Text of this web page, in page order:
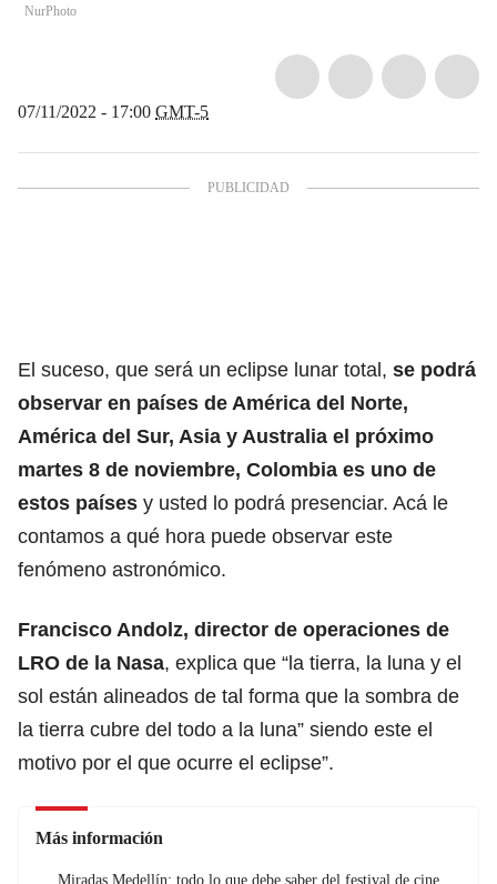
NurPhoto
07/11/2022 - 17:00 GMT-5
El suceso, que será un eclipse lunar total, se podrá
observar en países de América del Norte,
América del Sur, Asia y Australia el próximo
martes 8 de noviembre, Colombia es uno de
estos países y usted lo podrá presenciar. Acá le
contamos a qué hora puede observar este
fenómeno astronómico.
Francisco Andolz, director de operaciones de
LRO de la Nasa, explica que “la tierra, la luna y el
sol están alineados de tal forma que la sombra de
la tierra cubre del todo a la luna” siendo este el
motivo por el que ocurre el eclipse”.
Más información
Miradas Medellín: todo lo que debe saber del festival de cine